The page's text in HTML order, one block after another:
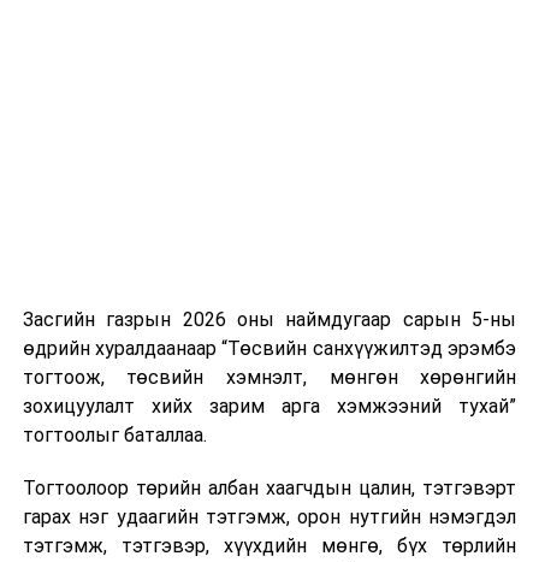
Шинэ хууль Францын зах зээлд үйлчилдэг гадаадын
дуудлагын төвүүдэд нөлөөлөхөөр байна. Тухайлбал,
Мароккогийн дуудлагын төвүүдийн орлогын 80 гаруй
хувь Францын зах зээлээс бүрддэг бөгөөд тус улсын
40–50 мянган ажлын байр эрсдэлд орж болзошгүйг
Засгийн газрын 2026 оны наймдугаар сарын 5-ны
өдрийн хуралдаанаар “Төсвийн санхүүжилтэд эрэмбэ
тогтоож, төсвийн хэмнэлт, мөнгөн хөрөнгийн
зохицуулалт хийх зарим арга хэмжээний тухай”
тогтоолыг баталлаа.
Тогтоолоор төрийн албан хаагчдын цалин, тэтгэвэрт
гарах нэг удаагийн тэтгэмж, орон нутгийн нэмэгдэл
тэтгэмж, тэтгэвэр, хүүхдийн мөнгө, бүх төрлийн